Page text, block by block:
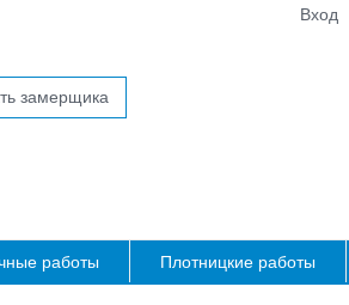
Вход
замерщика
работы Плотницкие работы